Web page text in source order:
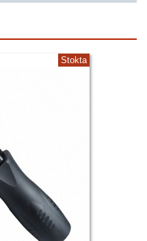
Stokta